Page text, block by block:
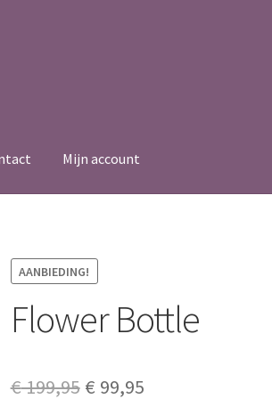
Mijn account
AANBIEDING!
Flower Bottle
€199,95 Original
€ 99,95Current